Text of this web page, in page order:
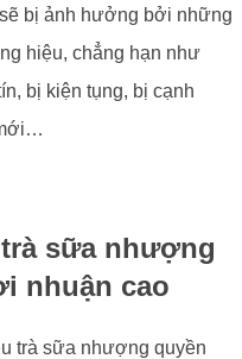
bị ảnh hưởng bởi những
hiệu, chẳng hạn như
bị kiện tụng, bị cạnh
sữa nhượng
nhuận cao
trà sữa nhượng quyền